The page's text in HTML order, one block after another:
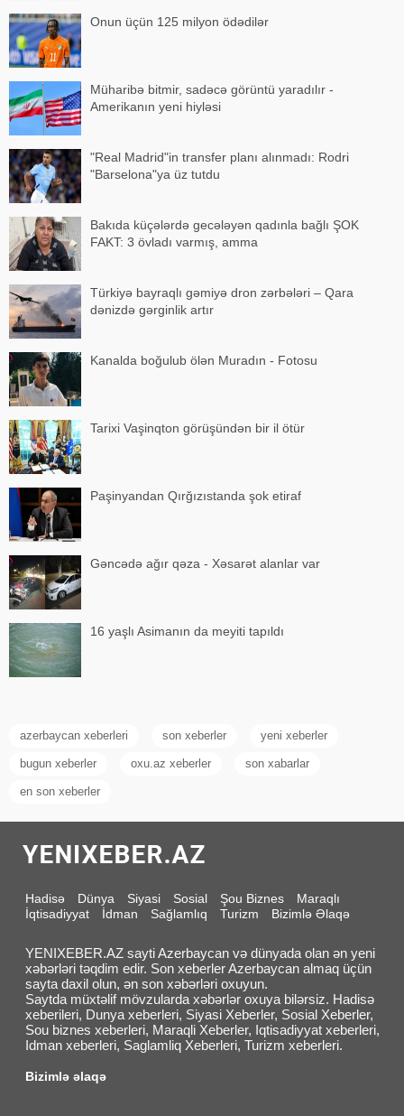
Onun üçün 125 milyon ödədilər
Müharibə bitmir, sadəcə görüntü yaradılır -
Amerikanın yeni hiyləsi
"Real Madrid"in transfer planı alınmadı: Rodri
"Barselona"ya üz tutdu
Bakıda küçələrdə gecələyən qadınla bağlı ŞOK
FAKT: 3 övladı varmış, amma
Türkiyə bayraqlı gəmiyə dron zərbələri – Qara
dənizdə gərginlik artır
Kanalda boğulub ölən Muradın - Fotosu
Tarixi Vaşinqton görüşündən bir il ötür
Paşinyandan Qırğızıstanda şok etiraf
Gəncədə ağır qəza - Xəsarət alanlar var
16 yaşlı Asimanın da meyiti tapıldı
azerbaycan xeberleri son xeberler yeni xeberler
bugun xeberler oxu.az xeberler son xabarlar
en son xeberler
Hadisə Dünya Siyasi Sosial Şou Biznes
Maraqlı
İqtisadiyyat
İdman Sağlamlıq Turizm Bizimlə Əlaqə
YENIXEBER.AZ sayti Azerbaycan və dünyada olan ən yeni
xəbərləri təqdim edir. Son xeberler Azerbaycan almaq üçün
sayta daxil olun, ən son xəbərləri oxuyun.
Saytda müxtəlif mövzularda xəbərlər oxuya bilərsiz. Hadisə
xeberileri, Dunya xeberleri, Siyasi Xeberler, Sosial Xeberler,
Sou biznes xeberleri, Maraqli Xeberler, Iqtisadiyyat xeberleri,
Idman xeberleri, Saglamliq Xeberleri, Turizm xeberleri.
Bizimlə əlaqə